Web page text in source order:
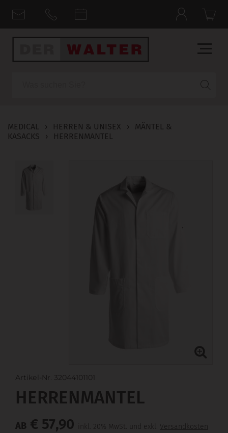
MEDICAL › HERREN & UNISEX ›
MÄNTEL &
KASACKS
› HERRENMANTEL
Artikel-Nr. 32044101101
HERRENMANTEL
AB € 57,90 inkl. 20% MwSt. und exkl. Versandkosten